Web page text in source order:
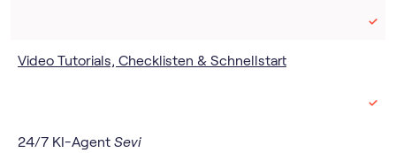
Video Tutorials, Checklisten & Schnellstart
24/7 KI-Agent Sevi